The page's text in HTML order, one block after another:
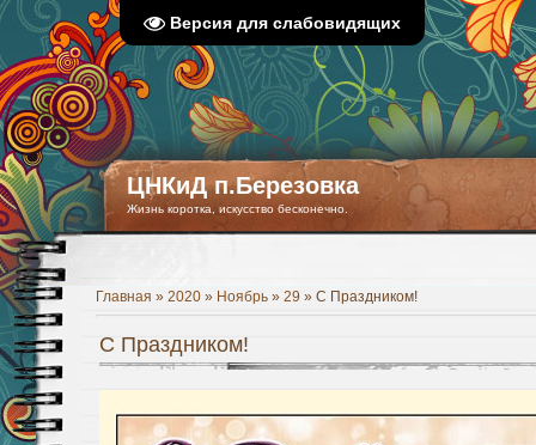
Версия для слабовидящих
ЦНКиД п.Березовка
Жизнь коротка, искусство бесконечно.
Главная » 2020 » Ноябрь » 29 » С Праздником!
С Праздником!